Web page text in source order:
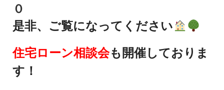
０
是非、ご覧になってください
住宅ローン相談会も開催しておりま
す！